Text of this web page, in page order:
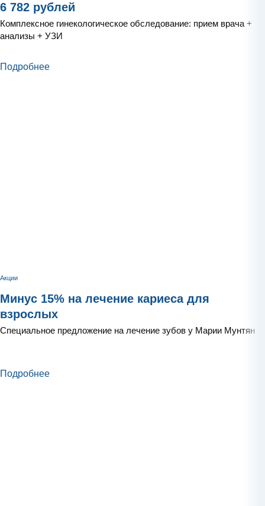
6 782 рублей
Комплексное гинекологическое обследование: прием врача +
анализы + УЗИ
Подробнее
Акции
Минус 15% на лечение кариеса для
взрослых
Специальное предложение на лечение зубов у Марии Мунтян
Подробнее